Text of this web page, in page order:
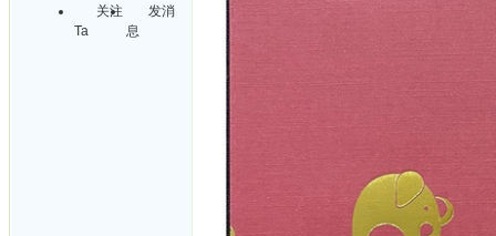
关注
Ta
发消
息